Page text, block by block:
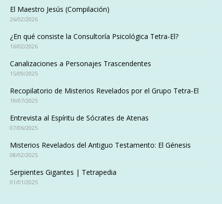
El Maestro Jesús (Compilación)
26/02/2026
¿En qué consiste la Consultoría Psicológica Tetra-El?
16/02/2026
Canalizaciones a Personajes Trascendentes
15/09/2025
Recopilatorio de Misterios Revelados por el Grupo Tetra-El
19/07/2025
Entrevista al Espíritu de Sócrates de Atenas
07/06/2025
Misterios Revelados del Antiguo Testamento: El Génesis
08/02/2025
Serpientes Gigantes | Tetrapedia
01/01/2025